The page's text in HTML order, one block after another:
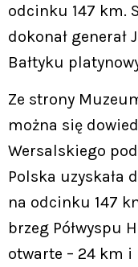
odcinku 147 km.
dokonał generał
Bałtyku
Ze strony
można się
Wersalskiego
Polska uzyskała
na odcinku 147
brzeg Półwyspu
otwarte – 24 km i